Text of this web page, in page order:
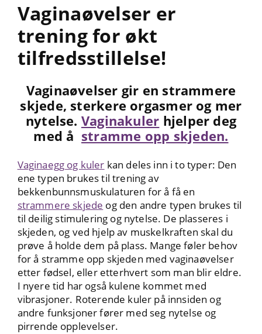
Vaginaøvelser er
trening for økt
tilfredsstillelse!
Vaginaøvelser gir en strammere
skjede, sterkere orgasmer og mer
nytelse. Vaginakuler hjelper deg
med å stramme opp skjeden.
Vaginaegg og kuler kan deles inn i to typer: Den
ene typen brukes til trening av
bekkenbunnsmuskulaturen for å få en
strammere skjede og den andre typen brukes til
til deilig stimulering og nytelse. De plasseres i
skjeden, og ved hjelp av muskelkraften skal du
prøve å holde dem på plass. Mange føler behov
for å stramme opp skjeden med vaginaøvelser
etter fødsel, eller etterhvert som man blir eldre.
I nyere tid har også kulene kommet med
vibrasjoner. Roterende kuler på innsiden og
andre funksjoner fører med seg nytelse og
pirrende opplevelser.